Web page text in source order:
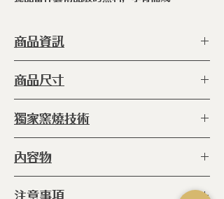
商品資訊
種 類 ：
塗 層 ：手工上釉（食品級）
容 量 ：190cc
產 地 ：日本
商品尺寸
獨家窯燒技術
(未上釉) 再放進爐內1340℃的高溫燒
18小時 (上釉後
內容物
注意事項